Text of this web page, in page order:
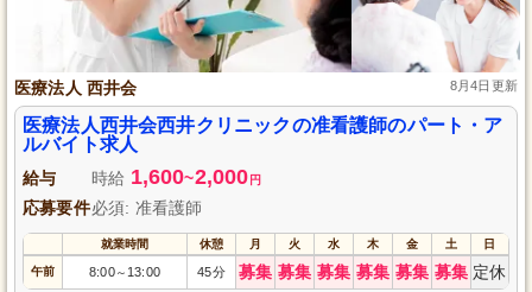
医療法人 西井会 8月4日更新
医療法人西井会西井クリニックの准看護師のパート・ア
ルバイト求人
給与 時給 1,600~2,000 円
応募要件必須: 准看護師
就業時間 休憩 月 火 水 木 金 土 日
午前 8:00～ 13:00 45分 募集 募集 募集 募集 募集 募集 定休